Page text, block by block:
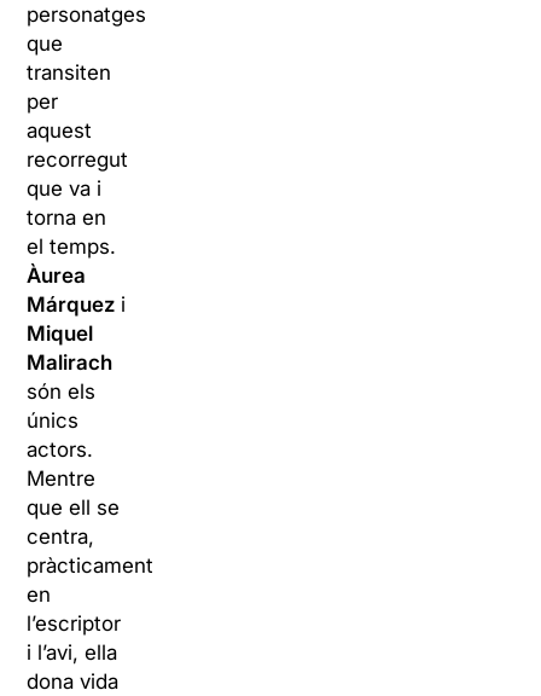
personatges
que
transiten
per
aquest
recorregut
que va i
torna en
el temps.
Àurea
Márquez i
Miquel
Malirach
són els
únics
actors.
Mentre
que ell se
centra,
pràcticament,
en
l’escriptor
i l’avi, ella
dona vida